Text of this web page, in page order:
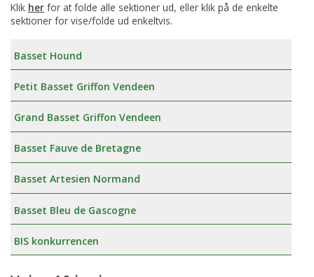
Klik her for at folde alle sektioner ud, eller klik på de enkelte
sektioner for vise/folde ud enkeltvis.
Basset Hound
Petit Basset Griffon Vendeen
Grand Basset Griffon Vendeen
Basset Fauve de Bretagne
Basset Artesien Normand
Basset Bleu de Gascogne
BIS konkurrencen